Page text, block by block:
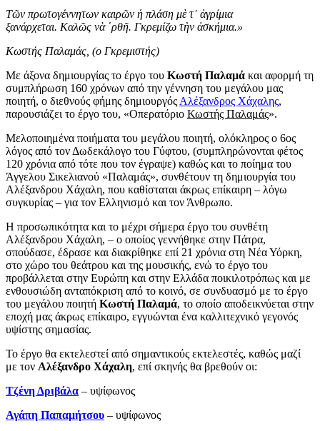
Τῶν πρωτογέννητων καιρῶν ἡ πλάση μὲ τ᾿ ἀγρίμια
ξανάρχεται. Καλῶς νὰ ῾ρθῆ. Γκρεμίζω τὴν ἀσκήμια.»
Κωστής Παλαμάς, (ο Γκρεμιστής)
Με άξονα δημιουργίας το έργο του Κωστή Παλαμά και αφορμή τη
συμπλήρωση 160 χρόνων από την γέννηση του μεγάλου μας
ποιητή, ο διεθνούς φήμης δημιουργός Αλέξανδρος Χάχαλης,
παρουσιάζει το έργο του, «Οπερατόριο Κωστής Παλαμάς».
Μελοποιημένα ποιήματα του μεγάλου ποιητή, ολόκληρος ο 6ος
λόγος από τον Δωδεκάλογο του Γύφτου, (συμπληρώνονται φέτος
120 χρόνια από τότε που τον έγραψε) καθώς και το ποίημα του
Άγγελου Σικελιανού «Παλαμάς», συνθέτουν τη δημιουργία του
Αλέξανδρου Χάχαλη, που καθίσταται άκρως επίκαιρη – λόγω
συγκυρίας – για τον Ελληνισμό και τον Άνθρωπο.
Η προσωπικότητα και το μέχρι σήμερα έργο του συνθέτη
Αλέξανδρου Χάχαλη, – ο οποίος γεννήθηκε στην Πάτρα,
σπούδασε, έδρασε και διακρίθηκε επί 21 χρόνια στη Νέα Υόρκη,
στο χώρο του θεάτρου και της μουσικής, ενώ το έργο του
προβάλλεται στην Ευρώπη και στην Ελλάδα ποικιλοτρόπως και με
ενθουσιώδη ανταπόκριση από το κοινό, σε συνδυασμό με το έργο
του μεγάλου ποιητή Κωστή Παλαμά, το οποίο αποδεικνύεται στην
εποχή μας άκρως επίκαιρο, εγγυώνται ένα καλλιτεχνικό γεγονός
υψίστης σημασίας.
Το έργο θα εκτελεστεί από σημαντικούς εκτελεστές, καθώς μαζί
με τον Αλέξανδρο Χάχαλη, επί σκηνής θα βρεθούν οι:
Τζένη Δριβάλα – υψίφωνος
Αγάπη Παπαμήτσου – υψίφωνος